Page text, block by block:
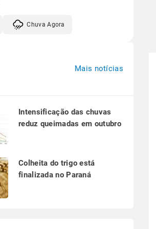
Chuva Agora
Mais notícias
Intensificação das chuvas
reduz queimadas em outubro
Colheita do trigo está
finalizada no Paraná